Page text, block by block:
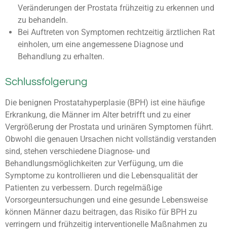
Veränderungen der Prostata frühzeitig zu erkennen und
zu behandeln.
Bei Auftreten von Symptomen rechtzeitig ärztlichen Rat
einholen, um eine angemessene Diagnose und
Behandlung zu erhalten.
Schlussfolgerung
Die benignen Prostatahyperplasie (BPH) ist eine häufige
Erkrankung, die Männer im Alter betrifft und zu einer
Vergrößerung der Prostata und urinären Symptomen führt.
Obwohl die genauen Ursachen nicht vollständig verstanden
sind, stehen verschiedene Diagnose- und
Behandlungsmöglichkeiten zur Verfügung, um die
Symptome zu kontrollieren und die Lebensqualität der
Patienten zu verbessern. Durch regelmäßige
Vorsorgeuntersuchungen und eine gesunde Lebensweise
können Männer dazu beitragen, das Risiko für BPH zu
verringern und frühzeitig interventionelle Maßnahmen zu